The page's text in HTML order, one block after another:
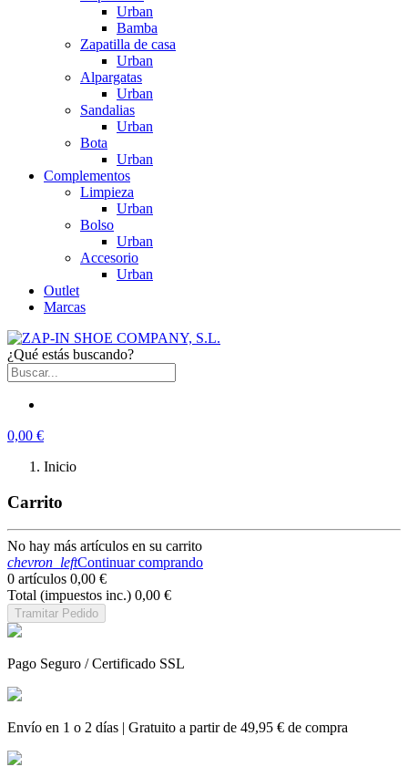
Urban
Bamba
Zapatilla de casa
Urban
Alpargatas
Urban
Sandalias
Urban
Bota
Urban
Complementos
Limpieza
Urban
Bolso
Urban
Accesorio
Urban
Outlet
Marcas
¿Qué estás buscando?
0,00 €
Inicio
Carrito
No hay más artículos en su carrito
chevron_leftContinuar comprando
0 artículos 0,00 €
Total (impuestos inc.) 0,00 €
Tramitar Pedido
Pago Seguro / Certificado SSL
Envío en 1 o 2 días | Gratuito a partir de 49,95 € de compra